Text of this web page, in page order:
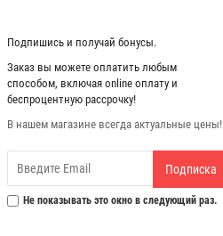
Подпишись и получай бонусы.
Заказ вы можете оплатить любым
способом, включая online оплату и
беспроцентную рассрочку!
В нашем магазине всегда актуальные цены!
Подписка
Не показывать это окно в следующий раз.